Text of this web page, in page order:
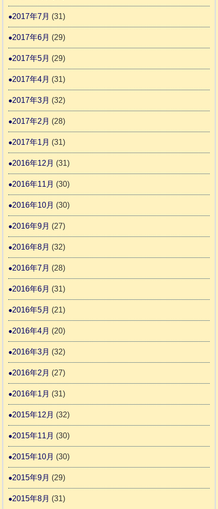
2017年7月 (31)
2017年6月 (29)
2017年5月 (29)
2017年4月 (31)
2017年3月 (32)
2017年2月 (28)
2017年1月 (31)
2016年12月 (31)
2016年11月 (30)
2016年10月 (30)
2016年9月 (27)
2016年8月 (32)
2016年7月 (28)
2016年6月 (31)
2016年5月 (21)
2016年4月 (20)
2016年3月 (32)
2016年2月 (27)
2016年1月 (31)
2015年12月 (32)
2015年11月 (30)
2015年10月 (30)
2015年9月 (29)
2015年8月 (31)